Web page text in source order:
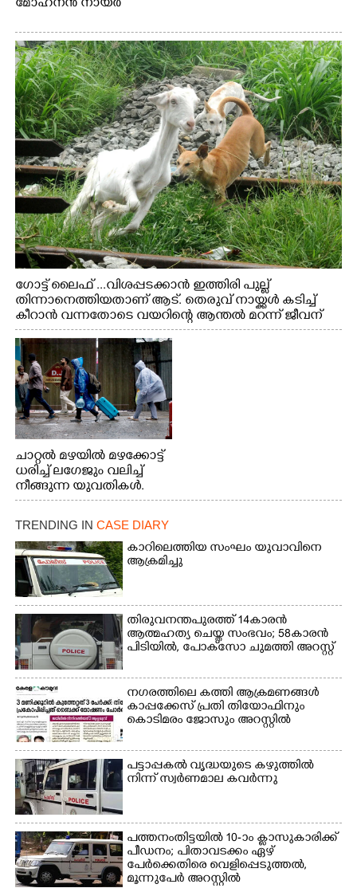
മോഹനൻ നായർ
ഗോട്ട് ലൈഫ് ...വിശപ്പടക്കാൻ ഇത്തിരി പുല്ല്
തിന്നാനെത്തിയതാണ് ആട്. തെരുവ് നായ്ക്കൾ കടിച്ച്
കീറാൻ വന്നതോടെ വയറിന്റെ ആന്തൽ മറന്ന് ജീവന്
വേണ്ടിയായി ഓട്ടം. എറണാകുളം വാത്തുരുത്തിയിൽ
നിന്നുള്ള കാഴ്ച
ചാറ്റൽ മഴയിൽ മഴക്കോട്ട്
ധരിച്ച് ലഗേജും വലിച്ച്
നീങ്ങുന്ന യുവതികൾ.
എറണാകുളം മേനകയിൽ
നിന്നുള്ള കാഴ്ച
TRENDING IN CASE DIARY
കാറിലെത്തിയ സംഘം യുവാവിനെ
ആക്രമിച്ചു
തിരുവനന്തപുരത്ത് 14കാരൻ
ആത്മഹത്യ ചെയ്ത സംഭവം; 58കാരൻ
പിടിയിൽ, പോക്‌സോ ചുമത്തി അറസ്റ്റ്
നഗരത്തിലെ കത്തി ആക്രമണങ്ങൾ
കാപ്പക്കേസ് പ്രതി തിയോഫിനും
കൊടിമരം ജോസും അറസ്റ്റിൽ
പട്ടാപ്പകൽ വൃദ്ധയുടെ കഴുത്തിൽ
നിന്ന് സ്വർണമാല കവർന്നു
പത്തനംതിട്ടയിൽ 10-ാം ക്ലാസുകാരിക്ക്
പീഡനം; പിതാവടക്കം ഏഴ്
പേർക്കെതിരെ വെളിപ്പെടുത്തൽ,
മൂന്നുപേർ അറസ്റ്റിൽ